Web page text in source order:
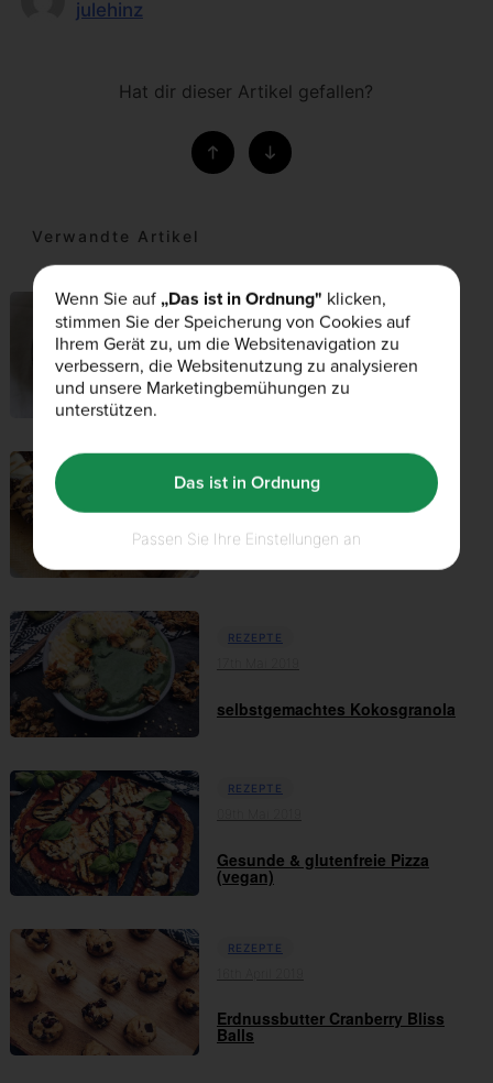
julehinz
Hat dir dieser Artikel gefallen?
Verwandte Artikel
REZEPTE
23rd Mai 2019
Schnelles Lemongrass Thai
Chicken
REZEPTE
White Chocolate Brownie Bread
REZEPTE
selbstgemachtes Kokosgranola
REZEPTE
Gesunde & glutenfreie Pizza
(vegan)
REZEPTE
Erdnussbutter Cranberry Bliss
Balls
Wenn Sie auf „Das ist in Ordnung" klicken,
stimmen Sie der Speicherung von Cookies auf
Ihrem Gerät zu, um die Websitenavigation zu
verbessern, die Websitenutzung zu analysieren
und unsere Marketingbemühungen zu
unterstützen.
Passen Sie Ihre Einstellungen an
Das ist in Ordnung